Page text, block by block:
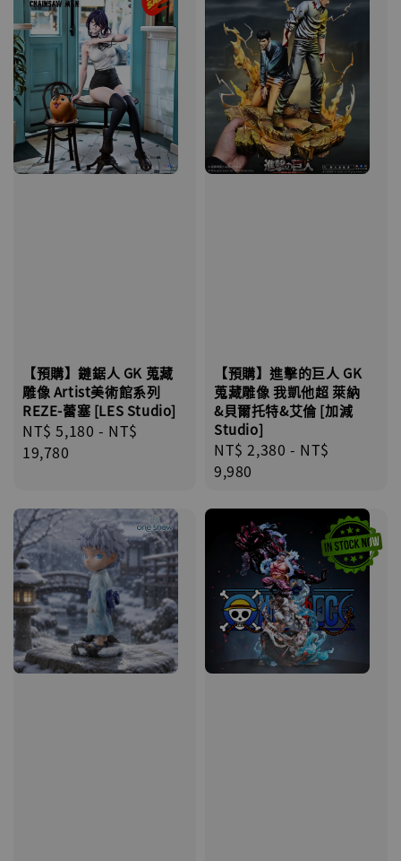
【預購】鏈鋸人 GK 蒐藏
雕像 Artist美術館系列
REZE-蕾塞 [LES Studio]
Regular
price
NT$ 5,180 - NT$
19,780
【預購】進擊的巨人 GK
蒐藏雕像 我凱他超 萊納
&貝爾托特&艾倫 [加減
Studio]
Regular
price
NT$ 2,380 - NT$
9,980